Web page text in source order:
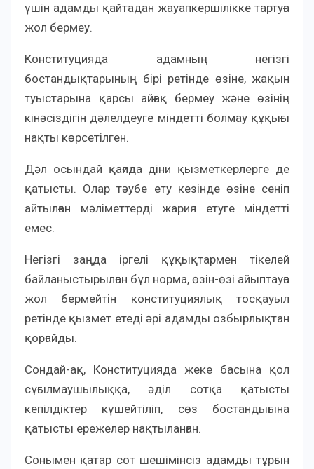
үшін адамды қайтадан жауапкершілікке тартуға
жол бермеу.
Конституцияда адамның негізгі
бостандықтарының бірі ретінде өзіне, жақын
туыстарына қарсы айғақ бермеу және өзінің
кінәсіздігін дәлелдеуге міндетті болмау құқығы
нақты көрсетілген.
Дәл осындай қағида діни қызметкерлерге де
қатысты. Олар тәубе ету кезінде өзіне сеніп
айтылған мәліметтерді жария етуге міндетті
емес.
Негізгі заңда іргелі құқықтармен тікелей
байланыстырылған бұл норма, өзін-өзі айыптауға
жол бермейтін конституциялық тосқауыл
ретінде қызмет етеді әрі адамды озбырлықтан
қорғайды.
Сондай-ақ, Конституцияда жеке басына қол
сұғылмаушылыққа, әділ сотқа қатысты
кепілдіктер күшейтіліп, сөз бостандығына
қатысты ережелер нақтыланған.
Сонымен қатар сот шешімінсіз адамды тұрғын